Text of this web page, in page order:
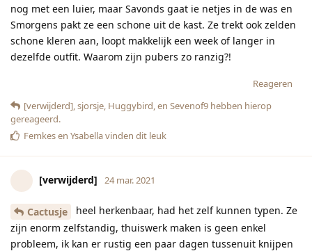
nog met een luier, maar Savonds gaat ie netjes in de was en
Smorgens pakt ze een schone uit de kast. Ze trekt ook zelden
schone kleren aan, loopt makkelijk een week of langer in
dezelfde outfit. Waarom zijn pubers zo ranzig?!
Reageren
[verwijderd],sjorsje, Huggybird, en Sevenof9 hebben hierop
gereageerd.
Femkesen Ysabellavinden dit leuk
[verwijderd] 24 mar. 2021
Cactusje
heel herkenbaar, had het zelf kunnen typen. Ze
zijn enorm zelfstandig, thuiswerk maken is geen enkel
probleem, ik kan er rustig een paar dagen tussenuit knijpen